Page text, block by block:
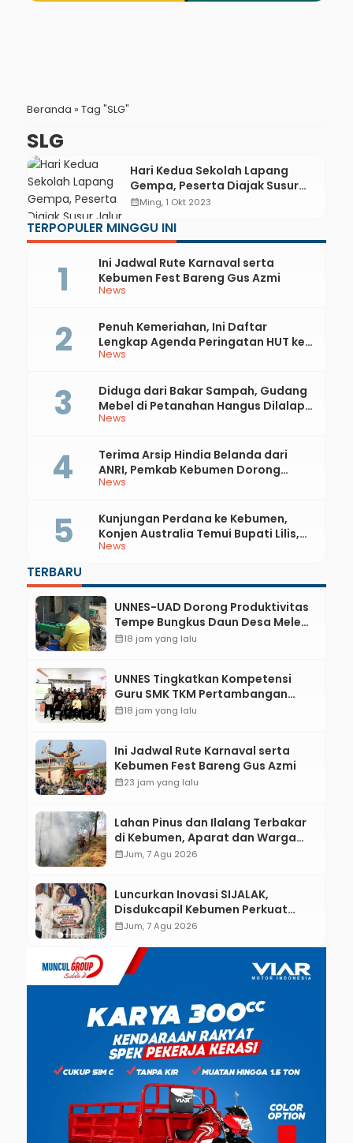
Beranda » Tag "SLG"
SLG
Hari Kedua Sekolah Lapang
Gempa, Peserta Diajak Susur
Jalur Evakuasi
calendar_monthMing, 1 Okt 2023
TERPOPULER MINGGU INI
News
Ini Jadwal Rute Karnaval serta
Kebumen Fest Bareng Gus Azmi
News
Penuh Kemeriahan, Ini Daftar
Lengkap Agenda Peringatan HUT ke-
81 RI dan Hari Jadi ke-397 Kabupaten
News
Diduga dari Bakar Sampah, Gudang
Mebel di Petanahan Hangus Dilalap
Api
News
Terima Arsip Hindia Belanda dari
ANRI, Pemkab Kebumen Dorong
Integrasi Sejarah, Geopark, dan
News
Kunjungan Perdana ke Kebumen,
Konjen Australia Temui Bupati Lilis,
Ini yang Dibahas
TERBARU
UNNES-UAD Dorong Produktivitas
Tempe Bungkus Daun Desa Meles,
Bantu Mesin dan Pendampingan
calendar_month18 jam yang lalu
UNNES Tingkatkan Kompetensi
Guru SMK TKM Pertambangan
Kebumen melalui Desain Green
calendar_month18 jam yang lalu
Ini Jadwal Rute Karnaval serta
Kebumen Fest Bareng Gus Azmi
calendar_month23 jam yang lalu
Lahan Pinus dan Ilalang Terbakar
di Kebumen, Aparat dan Warga
Padamkan Api Secara Manual
calendar_monthJum, 7 Agu 2026
Luncurkan Inovasi SIJALAK,
Disdukcapil Kebumen Perkuat
Jejaring Literasi Adminduk hingga
calendar_monthJum, 7 Agu 2026